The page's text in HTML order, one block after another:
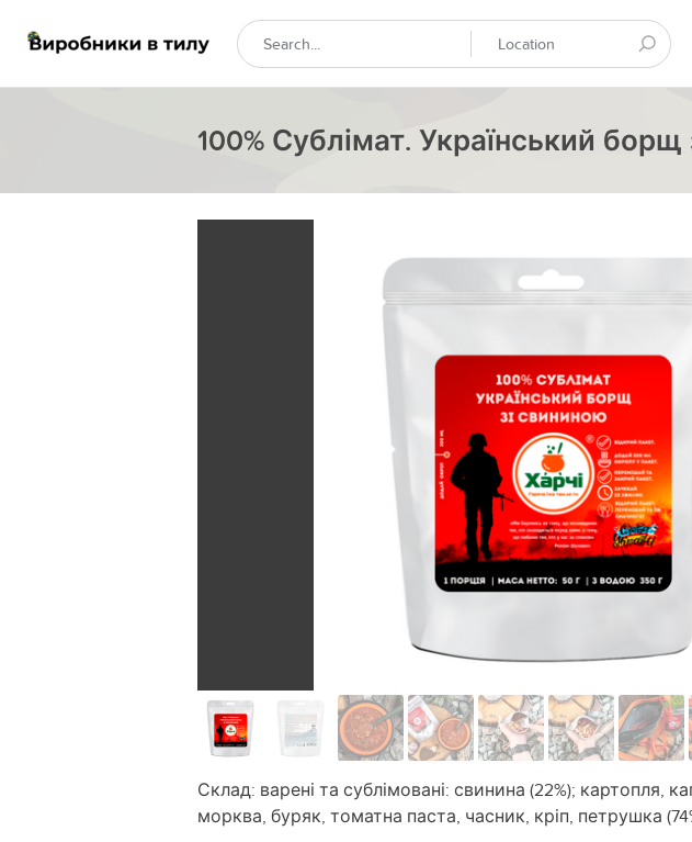
100% Сублімат. Український борщ
Склад: варені та сублімовані: свинина (22%); картопля,
морква, буряк, томатна паста, часник, кріп, петрушка